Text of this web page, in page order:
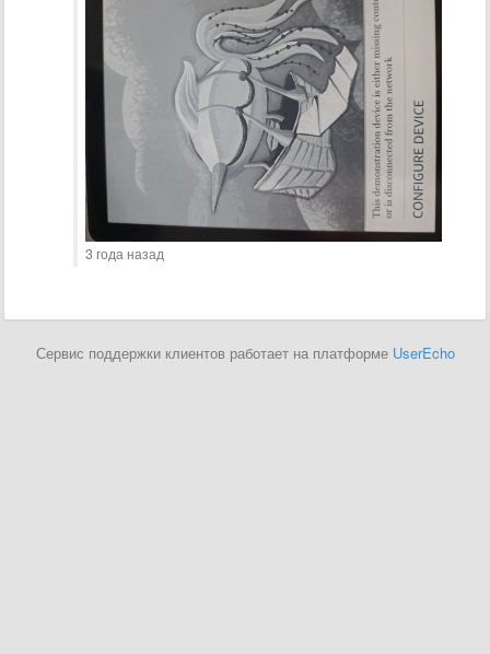
3 года назад
Сервис поддержки клиентов работает на платформе UserEcho